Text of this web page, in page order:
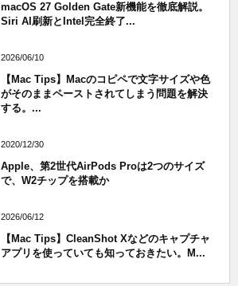
macOS 27 Golden Gate新機能を徹底解説。
Siri AI刷新とIntel完全終了...
2026/06/10
【Mac Tips】Macのコピペで文字サイズや色
がそのままペーストされてしまう問題を解決
する。...
2020/12/30
Apple、第2世代AirPods Proは2つのサイズ
で、W2チップを搭載か
2026/06/12
【Mac Tips】CleanShot Xなどのキャプチャ
アプリを使っていても知っておきたい。M...